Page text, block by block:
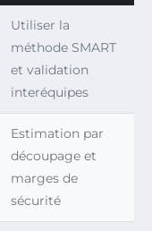
Utiliser la
méthode SMART
et validation
interéquipes
Estimation par
découpage et
marges de
sécurité